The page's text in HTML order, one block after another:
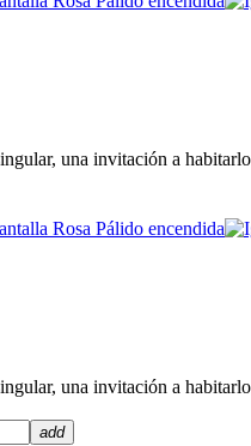
una invitación a
una invitación a
add